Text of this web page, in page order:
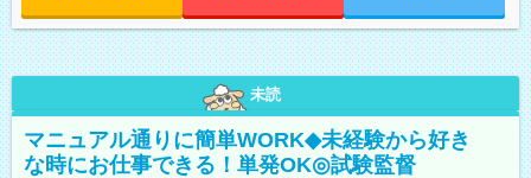
未読
マニュアル通りに簡単WORK◆未経験から好き
な時にお仕事できる！単発OK◎試験監督